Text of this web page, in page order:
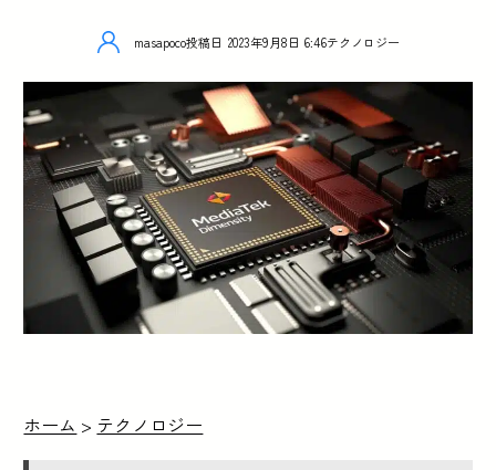
masapoco投稿日 2023年9月8日 6:46テクノロジー
ホーム > テクノロジー